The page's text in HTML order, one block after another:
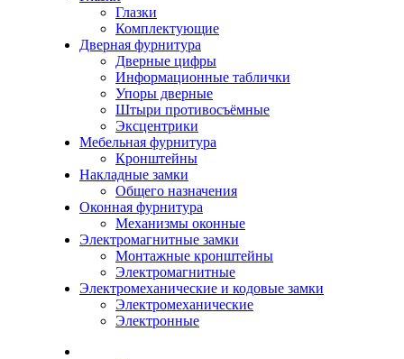
Глазки
Комплектующие
Дверная фурнитура
Дверные цифры
Информационные таблички
Упоры дверные
Штыри противосъёмные
Эксцентрики
Мебельная фурнитура
Кронштейны
Накладные замки
Общего назначения
Оконная фурнитура
Механизмы оконные
Электромагнитные замки
Монтажные кронштейны
Электромагнитные
Электромеханические и кодовые замки
Электромеханические
Электронные